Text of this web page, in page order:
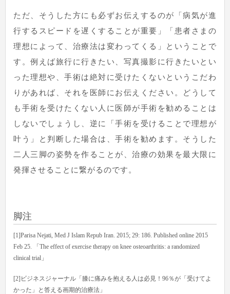
ただ、そうした方にも必ずお伝えするのが「病気が進
行するスピードを遅くすることが重要」「患者さまの
理想によって、治療法は変わってくる」ということで
す。例えば旅行に行きたい、写真撮影に行きたいとい
った理想や、手術は絶対に受けたくないというこだわ
りがあれば、それを医師にお伝えください。どうして
も手術を受けたくない人に医師が手術を勧めることは
しないでしょうし、逆に「手術を受けることで理想が
叶う」と判断した場合は、手術を勧めます。そうした
二人三脚の姿勢を作ることが、治療の効果を最大限に
発揮させることに繋がるのです。
脚注
[1]Parisa Nejati, Med J Islam Repub Iran. 2015; 29: 186. Published online 2015
Feb 25. 「The effect of exercise therapy on knee osteoarthritis: a randomized
clinical trial」
[2]ビジネスジャーナル「膝に痛みを抱える人は必見！96％が「受けてよ
かった」と答える画期的治療法」